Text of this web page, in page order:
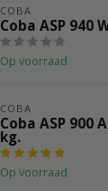
COBA
Coba ASP 940
Op voorraad
COBA
Coba ASP
kg.
Op voorraad